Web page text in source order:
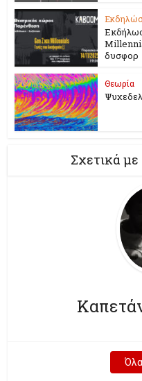
δυσφορ
Θεωρία
Σχετικά